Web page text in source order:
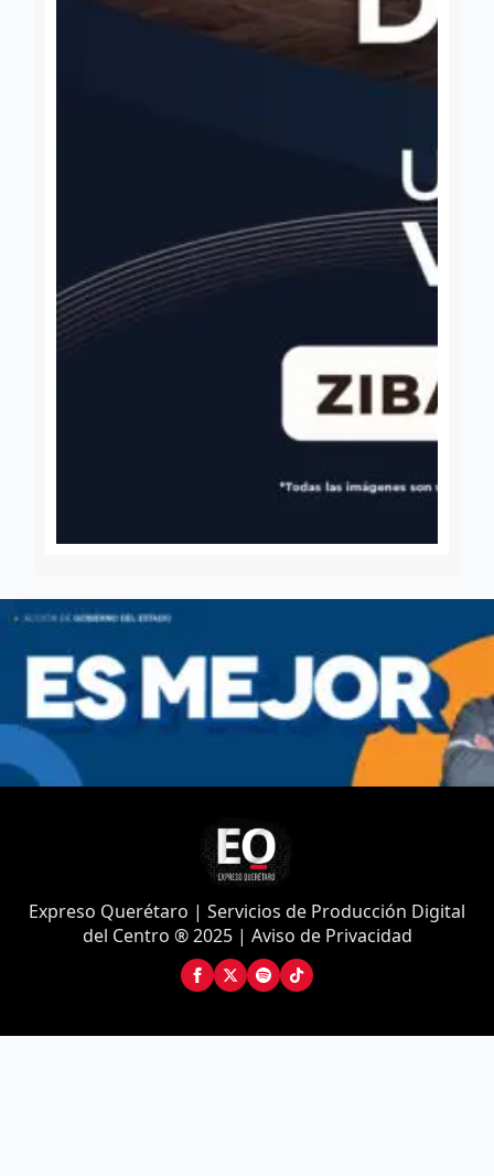
Expreso Querétaro | Servicios de Producción Digital
del Centro ® 2025 | Aviso de Privacidad